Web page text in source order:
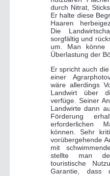
durch Nitrat,
Er halte diese
Haaren
Die
sorgfältig und
um. Man könne
Überlastung der
Er spricht auch
einer
wäre allerdings
Landwirt über
verfüge. Seiner
Landwirte dann
Förderung
erforderlichen
können. Sehr
vorübergehende
mit
stellte man
touristische
Garantie, dass